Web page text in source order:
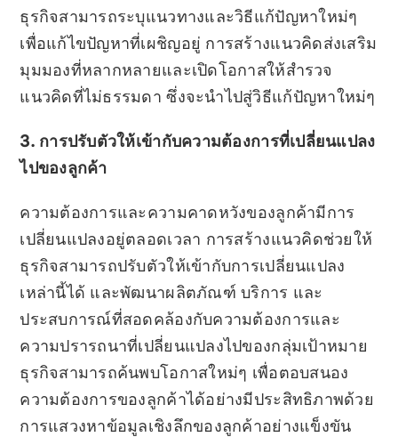
ธุรกิจสามารถระบุแนวทางและวิธีแก้ปัญหาใหม่ๆ
เพื่อแก้ไขปัญหาที่เผชิญอยู่ การสร้างแนวคิดส่งเสริม
มุมมองที่หลากหลายและเปิดโอกาสให้สำรวจ
แนวคิดที่ไม่ธรรมดา ซึ่งจะนำไปสู่วิธีแก้ปัญหาใหม่ๆ
3. การปรับตัวให้เข้ากับความต้องการที่เปลี่ยนแปลง
ไปของลูกค้า
ความต้องการและความคาดหวังของลูกค้ามีการ
เปลี่ยนแปลงอยู่ตลอดเวลา การสร้างแนวคิดช่วยให้
ธุรกิจสามารถปรับตัวให้เข้ากับการเปลี่ยนแปลง
เหล่านี้ได้ และพัฒนาผลิตภัณฑ์ บริการ และ
ประสบการณ์ที่สอดคล้องกับความต้องการและ
ความปรารถนาที่เปลี่ยนแปลงไปของกลุ่มเป้าหมาย
ธุรกิจสามารถค้นพบโอกาสใหม่ๆ เพื่อตอบสนอง
ความต้องการของลูกค้าได้อย่างมีประสิทธิภาพด้วย
การแสวงหาข้อมูลเชิงลึกของลูกค้าอย่างแข็งขัน